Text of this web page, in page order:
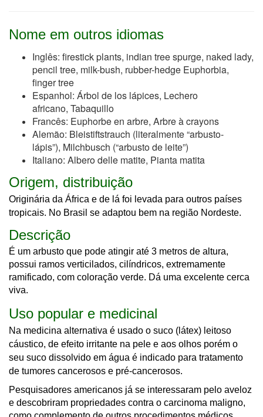
Nome em outros idiomas
Inglês: firestick plants, indian tree spurge, naked lady,
pencil tree, milk-bush, rubber-hedge Euphorbia,
finger tree
Espanhol: Árbol de los lápices, Lechero
africano, Tabaquillo
Francês: Euphorbe en arbre, Arbre à crayons
Alemão: Bleistiftstrauch (literalmente “arbusto-
lápis”), Milchbusch (“arbusto de leite”)
Italiano: Albero delle matite, Pianta matita
Origem, distribuição
Originária da África e de lá foi levada para outros países
tropicais. No Brasil se adaptou bem na região Nordeste.
Descrição
É um arbusto que pode atingir até 3 metros de altura,
possui ramos verticilados, cilíndricos, extremamente
ramificado, com coloração verde. Dá uma excelente cerca
viva.
Uso popular e medicinal
Na medicina alternativa é usado o suco (látex) leitoso
cáustico, de efeito irritante na pele e aos olhos porém o
seu suco dissolvido em água é indicado para tratamento
de tumores cancerosos e pré-cancerosos.
Pesquisadores americanos já se interessaram pelo aveloz
e descobriram propriedades contra o carcinoma maligno,